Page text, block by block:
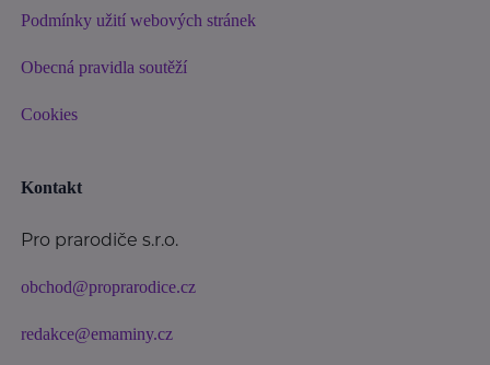
Podmínky užití webových stránek
Obecná pravidla soutěží
Cookies
Kontakt
Pro prarodiče s.r.o.
obchod@proprarodice.cz
redakce@emaminy.cz